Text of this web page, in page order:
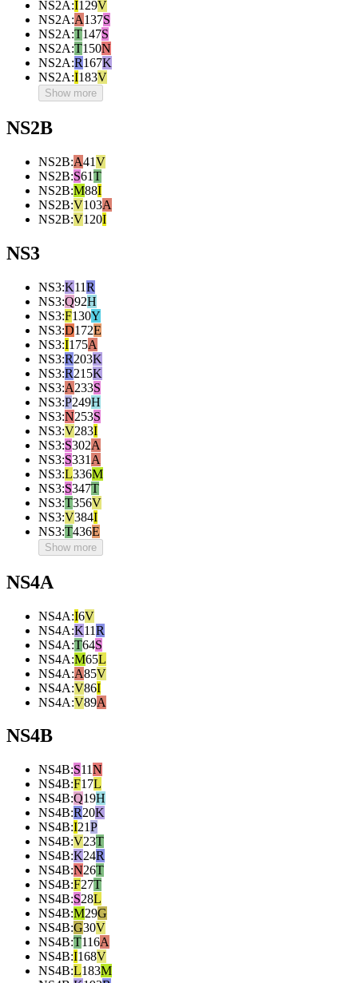
NS2A:I129V
NS2A:A137S
NS2A:T147S
NS2A:T150N
NS2A:R167K
NS2A:I183V
Show more
NS2B
NS2B:A41V
NS2B:S61T
NS2B:M88I
NS2B:V103A
NS2B:V120I
NS3
NS3:K11R
NS3:Q92H
NS3:F130Y
NS3:D172E
NS3:I175A
NS3:R203K
NS3:R215K
NS3:A233S
NS3:P249H
NS3:N253S
NS3:V283I
NS3:S302A
NS3:S331 A
NS3:L336M
NS3:S347T
NS3:T356V
NS3:V384I
NS3:T436E
Show more
NS4A
NS4A:I6V
NS4A:K11R
NS4A:T64S
NS4A:M65L
NS4A:A85V
NS4A:V86I
NS4A:V89A
NS4B
NS4B:S11N
NS4B:F17L
NS4B:Q19H
NS4B:R20K
NS4B:I21P
NS4B:V23T
NS4B:K24R
NS4B:N26T
NS4B:F27T
NS4B:S28L
NS4B:M29G
NS4B:G30V
NS4B:T116A
NS4B:I168V
NS4B:L183M